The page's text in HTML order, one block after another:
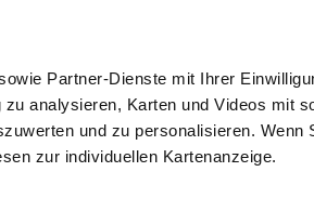
Partner-Dienste mit Ihrer
analysieren, Karten und Videos mit
und zu personalisieren. Wenn
zur individuellen Kartenanzeige.
Presse & Themen Jobs & Karriere